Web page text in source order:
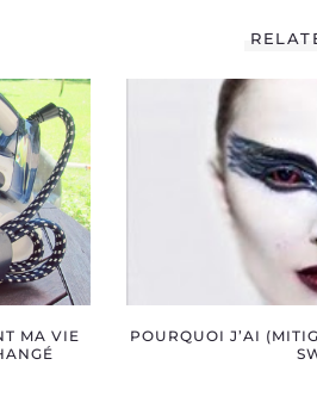
MA VIE
POURQUOI J’AI